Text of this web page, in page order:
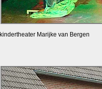
kindertheater Marijke van Bergen